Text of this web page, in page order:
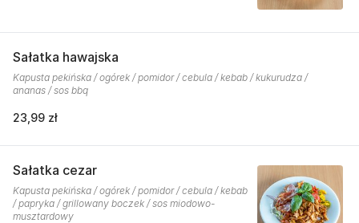
Sałatka hawajska
Kapusta pekińska / ogórek / pomidor / cebula / kebab / kukurudza /
ananas / sos bbq
23,99 zł
Sałatka cezar
Kapusta pekińska / ogórek / pomidor / cebula / kebab
/ papryka / grillowany boczek / sos miodowo-
musztardowy